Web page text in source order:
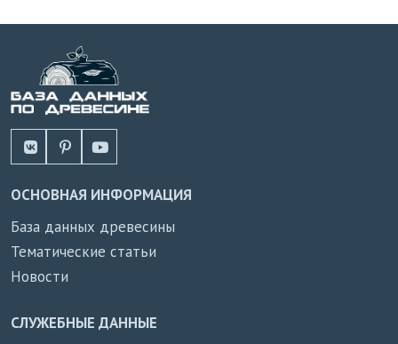
ОСНОВНАЯ ИНФОРМАЦИЯ
База данных древесины
Тематические статьи
Новости
СЛУЖЕБНЫЕ ДАННЫЕ